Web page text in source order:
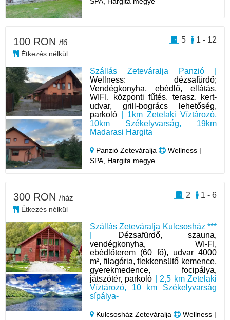
Szállás Zeteváralja Panzió |
Wellness: dézsafürdő;
Vendégkonyha, ebédlő, ellátás,
WIFI, központi fűtés, terasz, kert-
udvar, grill-bogrács lehetőség,
parkoló | 1km Zetelaki Víztározó,
10km Székelyvarság, 19km
Madarasi Hargita
Panzió Zeteváralja
Wellness |
SPA, Hargita megye
100 RON /fő
Étkezés nélkül
1 - 12
5
Szállás Zeteváralja Kulcsosház ***
Dézsafürdő, szauna,
vendégkonyha, WI-FI,
ebédlőterem (60 fő), udvar 4000
m², filagória, flekkensütő kemence,
gyerekmedence, focipálya,
játszótér, parkoló | 2,5 km Zetelaki
Víztározó, 10 km Székelyvarság
sípálya-
Kulcsosház Zeteváralja
Wellness |
300 RON /ház
Étkezés nélkül
1 - 6
2